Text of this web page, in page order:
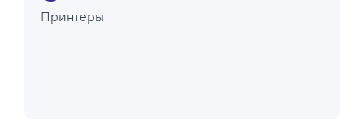
Принтеры